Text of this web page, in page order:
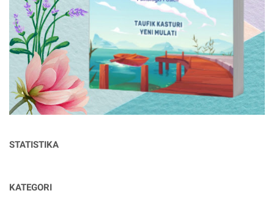
STATISTIKA
KATEGORI